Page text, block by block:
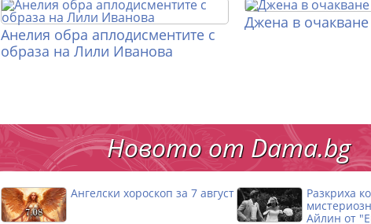
Анелия обра аплодисментите с
образа на Лили Иванова
Джена в
Новото от Dama.bg
Ангелски хороскоп за 7 август
Разкриха
Айлин от